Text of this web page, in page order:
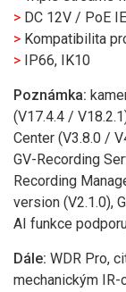
> DC 12V / PoE
> Kompatibilita
>
IP66, IK10
Poznámka:
(V17.4.4 /
Center (V3.8.0 /
GV-Recording
Recording
version (V2.1.0),
AI funkce
Dále: WDR Pro,
mechanickým